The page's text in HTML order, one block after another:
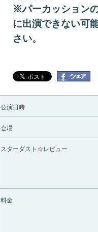
※パーカッション
に出演できない可
さい。
公演日時
会場
スターダスト☆レビュー
料金